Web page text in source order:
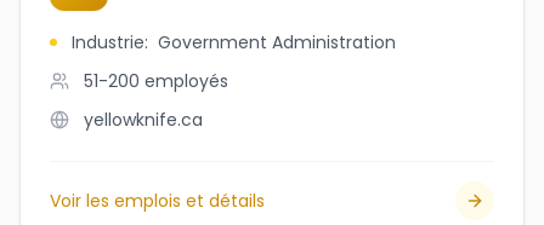
Industrie: Government Administration
51-200 employés
yellowknife.ca
Voir les emplois et détails